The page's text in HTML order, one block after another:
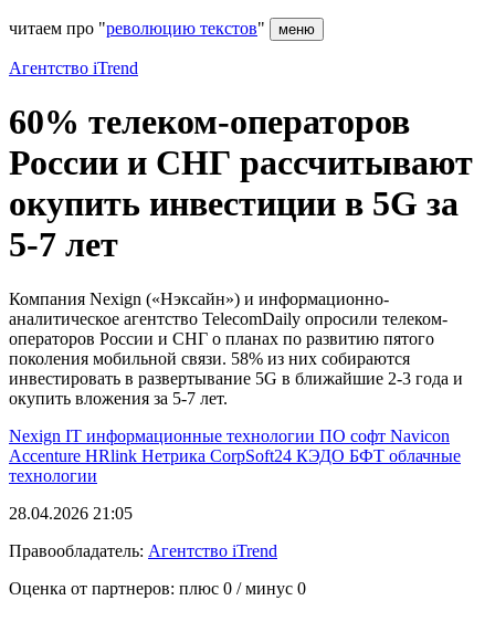
читаем про "революцию текстов" меню
Агентство iTrend
60% телеком-операторов
России и СНГ рассчитывают
окупить инвестиции в 5G за
5-7 лет
Компания Nexign («Нэксайн») и информационно-
аналитическое агентство TelecomDaily опросили телеком-
операторов России и СНГ о планах по развитию пятого
поколения мобильной связи. 58% из них собираются
инвестировать в развертывание 5G в ближайшие 2-3 года и
окупить вложения за 5-7 лет.
Nexign IT информационные технологии ПО софт Navicon
Accenture HRlink Нетрика CorpSoft24 КЭДО БФТ облачные
технологии
28.04.2026 21:05
Правообладатель: Агентство iTrend
Оценка от партнеров: плюс 0 / минус 0